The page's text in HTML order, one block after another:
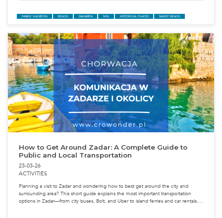
ISLAND PAŠMAN AND UGLJAN - CONCERTS
SPORT EVENTS 2026
29-03-26
Wyspy Ugljan i Pašman to zielone serce zadarskiego archipelagu —
autentyczne i idealne dla osób szukających prawdziwej Dalmacji tuż
Tutejsze miasteczka zachwycają promenadami, małymi portami,
atmosferą, która od razu pozwala zwolnić tempo. Latem wyspy ożywają
wydarzeniami folklorystycznymi, festiwalami kulinarnymi i sportowymi
regat po trekkingi na najwyższe szczyty. To miejsce, gdzie tradycja
Adriatykiem. Jeśli planujesz wakacje pełne kultury, aktywności i
— Ugljan i Pašman w 2026 roku będą idealnym wyborem.
READ MORE